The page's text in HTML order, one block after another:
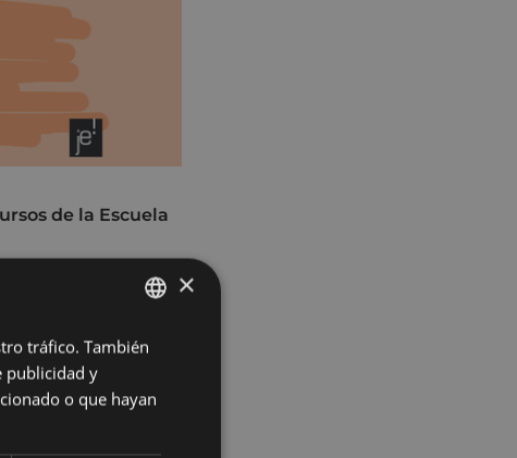
de la Escuela
de Eibar será un
y alianzas
para
BASQUE
×
tráfico. También
publicidad y
o que hayan